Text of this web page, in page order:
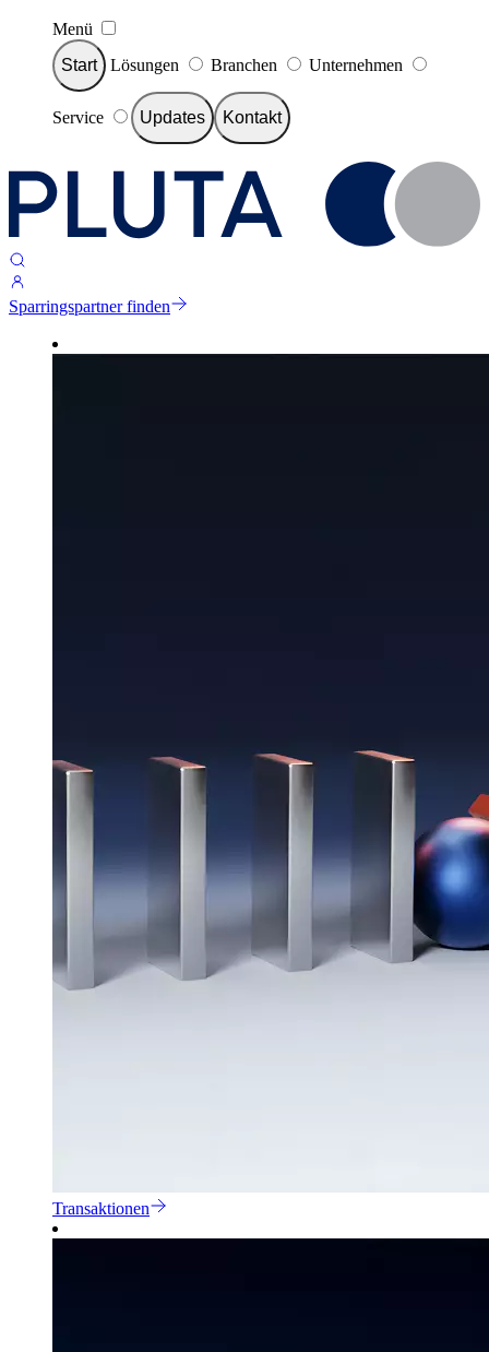
Menü
Start
Lösungen Branchen Unternehmen
Service Updates Kontakt
Sparringspartner finden
Transaktionen